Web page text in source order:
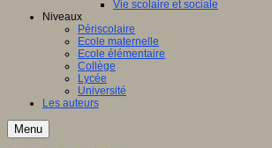
Vie scolaire et sociale
Niveaux
Périscolaire
Ecole maternelle
Ecole élémentaire
Collège
Lycée
Université
Les auteurs
Menu